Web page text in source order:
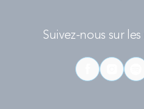
Suivez-nous sur les